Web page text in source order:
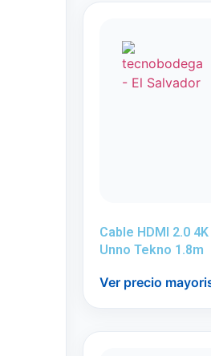
Cable HDMI 2.0 4K
Unno Tekno 1.8m
Ver precio